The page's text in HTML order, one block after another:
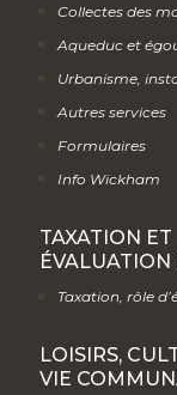
Collectes des
Aqueduc et
Urbanisme,
Autres services
Formulaires
Info Wickham
TAXATION ET
ÉVALUATION
Taxation, rôle
LOISIRS,
VIE